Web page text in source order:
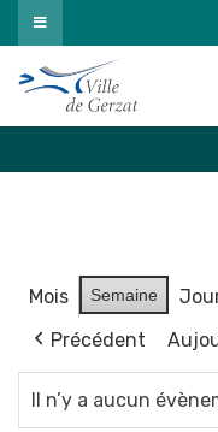
Passer
au
contenu
Mois Semaine
Précédent
Il n’y a aucun